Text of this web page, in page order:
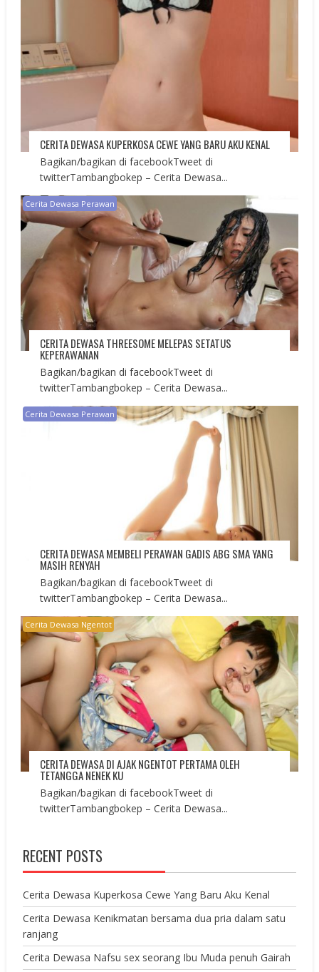
CERITA DEWASA KUPERKOSA CEWE YANG BARU AKU KENAL
Bagikan/bagikan di facebookTweet di
twitterTambangbokep – Cerita Dewasa...
Cerita Dewasa Perawan
CERITA DEWASA THREESOME MELEPAS SETATUS
KEPERAWANAN
Bagikan/bagikan di facebookTweet di
twitterTambangbokep – Cerita Dewasa...
Cerita Dewasa Perawan
CERITA DEWASA MEMBELI PERAWAN GADIS ABG SMA YANG
MASIH RENYAH
Bagikan/bagikan di facebookTweet di
twitterTambangbokep – Cerita Dewasa...
Cerita Dewasa Ngentot
CERITA DEWASA DI AJAK NGENTOT PERTAMA OLEH
TETANGGA NENEK KU
Bagikan/bagikan di facebookTweet di
twitterTambangbokep – Cerita Dewasa...
RECENT POSTS
Cerita Dewasa Kuperkosa Cewe Yang Baru Aku Kenal
Cerita Dewasa Kenikmatan bersama dua pria dalam satu
ranjang
Cerita Dewasa Nafsu sex seorang Ibu Muda penuh Gairah